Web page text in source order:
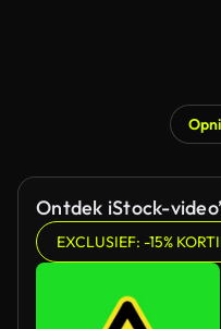
Ontdek iStock-
EXCLUSIEF: -15%